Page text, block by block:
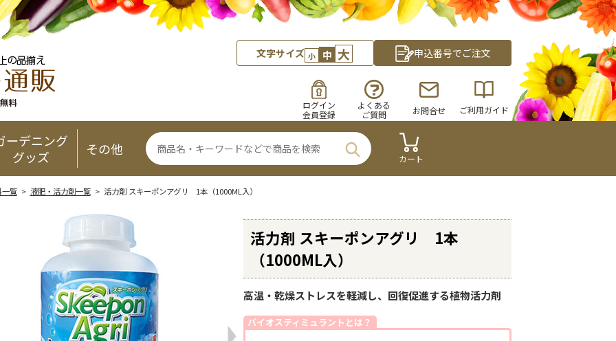
文字サイズ 小 中 大 申込番号でご注文
ログイン
会員登録
よくある
ご質問
お問合せ ご利用ガイド
ーデニング
グッズ
その他
カート
覧> 液肥・活力剤一覧> 活力剤 スキーポンアグリ 1本（1000ML入）
活力剤 スキーポンアグリ 1本
（1000ML入）
高温・乾燥ストレスを軽減し、回復促進する植物活力剤
バイオスティミュラントとは？